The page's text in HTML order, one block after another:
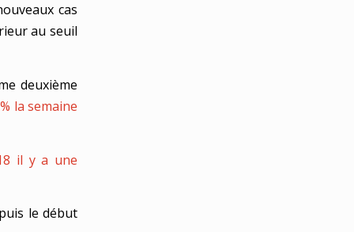
cas
au seuil
deuxième
la semaine
il y a une
le début